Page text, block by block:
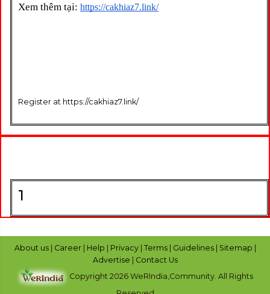
Xem thêm tại: https://cakhiaz7.link/
Register at https://cakhiaz7.link/
1
About us Career Help Privacy Terms Guidelines Sitemap
Advertise
Contact Us
Copyright 2026 WeRIndia,Community. All Rights